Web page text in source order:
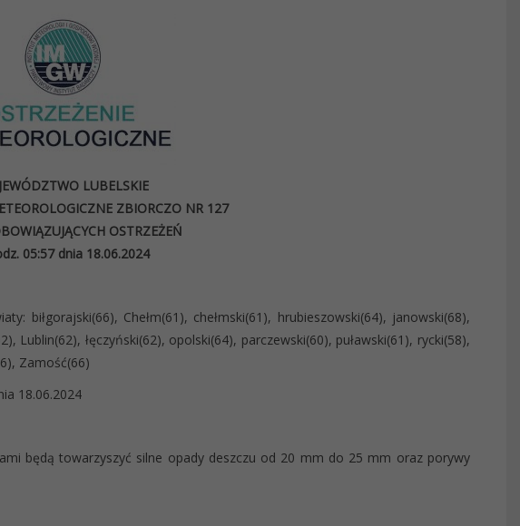
LUBELSKIE
ZBIORCZO NR 127
OSTRZEŻEŃ
05:57 dnia 18.06.2024
biłgorajski(66), Chełm(61), chełmski(61), hrubieszowski(64), janowski(68),
Lublin(62), łęczyński(62), opolski(64), parczewski(60), puławski(61), rycki(58),
Zamość(66)
18.06.2024
będą towarzyszyć silne opady deszczu od 20 mm do 25 mm oraz porywy